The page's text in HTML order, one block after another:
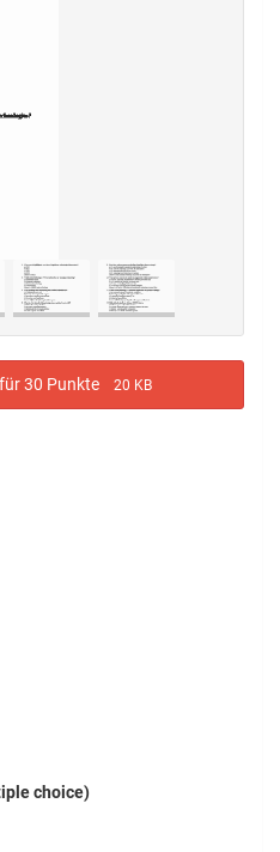
30 Punkte 20 KB
choice)